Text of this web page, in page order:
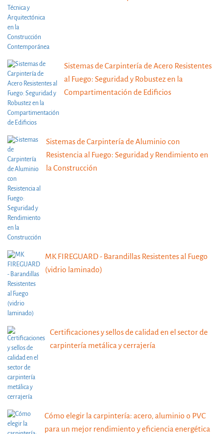
Sistemas de Carpintería de Acero Resistentes
al Fuego: Seguridad y Robustez en la
Compartimentación de Edificios
Sistemas de Carpintería de Aluminio con
Resistencia al Fuego: Seguridad y Rendimiento en
la Construcción
MK FIREGUARD - Barandillas Resistentes al Fuego
(vidrio laminado)
Certificaciones y sellos de calidad en el sector de
carpintería metálica y cerrajería
Cómo elegir la carpintería: acero, aluminio o PVC
para un mejor rendimiento y eficiencia energética